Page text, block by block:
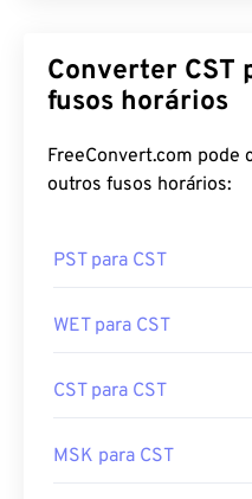
Converter CST
fusos horários
FreeConvert.com pode
outros fusos horários:
PST para CST
WET para CST
CST para CST
MSK para CST